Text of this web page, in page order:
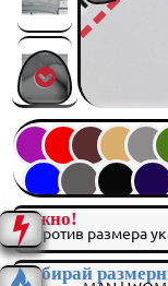
Важно!
Напротив размера
Выбирай